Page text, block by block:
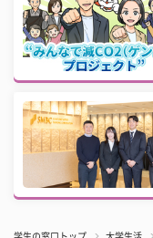
学生の窓口トップ 大学生活